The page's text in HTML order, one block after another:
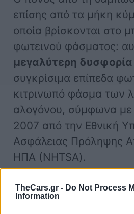
TheCars.gr - Do Not Process
Information
επίσης από τα μήκη
οποία βρίσκονται στο
φωτεινού φάσματος:
μεγαλύτερη δυσφορία
συγκρίσιμα επίπεδα
κιτρινωπό φάσμα των
αλογόνου, σύμφωνα με
2007 από την Εθνική
Ασφάλειας Πρόληψης
ΗΠΑ (NHTSA).
Αυτό είναιιδιαίτερα